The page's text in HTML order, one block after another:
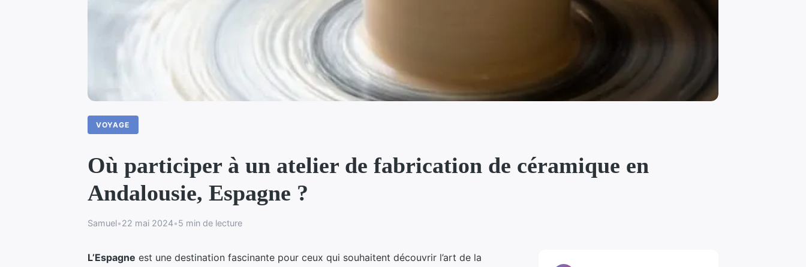
VOYAGE
Où participer à un atelier de fabrication de céramique en
Andalousie, Espagne ?
Samuel•22 mai 2024•5 min de lecture
L’Espagne est une destination fascinante pour ceux qui souhaitent découvrir l’art de la